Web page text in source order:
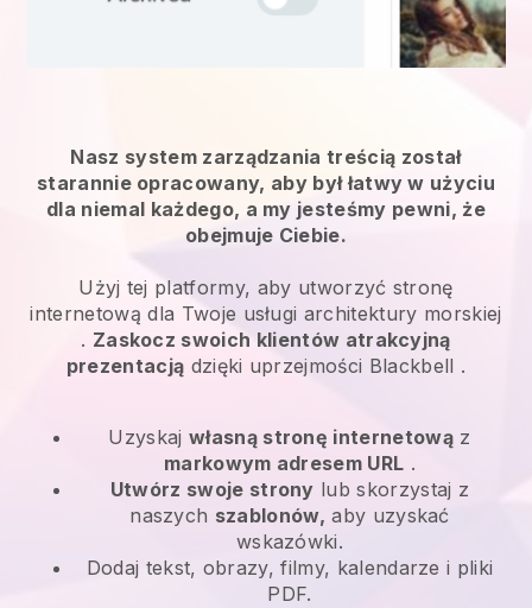
Nasz system zarządzania treścią został
starannie opracowany, aby był łatwy w użyciu
dla niemal każdego, a my jesteśmy pewni, że
obejmuje Ciebie.
Użyj tej platformy, aby utworzyć stronę
internetową dla Twoje usługi architektury morskiej
. Zaskocz swoich klientów atrakcyjną
prezentacją dzięki uprzejmości Blackbell .
Uzyskaj własną stronę internetowąz
markowym adresem URL .
Utwórz swoje strony lub skorzystaj z
naszych szablonów, aby uzyskać
wskazówki.
Dodaj tekst, obrazy, filmy, kalendarze i pliki
PDF.